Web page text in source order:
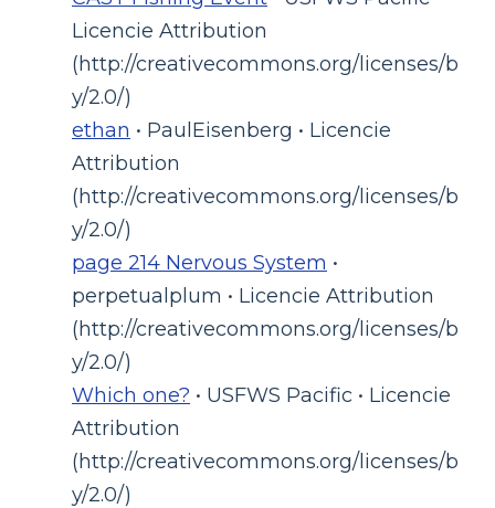
Licencie Attribution
(http://creativecommons.org/licenses/b
y/2.0/)
ethan • PaulEisenberg • Licencie
Attribution
(http://creativecommons.org/licenses/b
y/2.0/)
page 214 Nervous System •
perpetualplum • Licencie Attribution
(http://creativecommons.org/licenses/b
y/2.0/)
Which one? • USFWS Pacific • Licencie
Attribution
(http://creativecommons.org/licenses/b
y/2.0/)